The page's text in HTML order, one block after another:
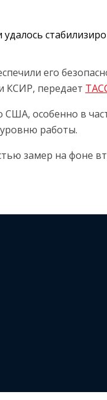
его
КСИР, передает
США, особенно в
работы.
замер на фоне